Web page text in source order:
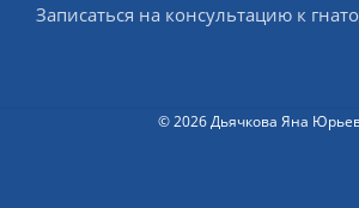
Записаться на консультацию к
© 2026 Дьячкова Яна